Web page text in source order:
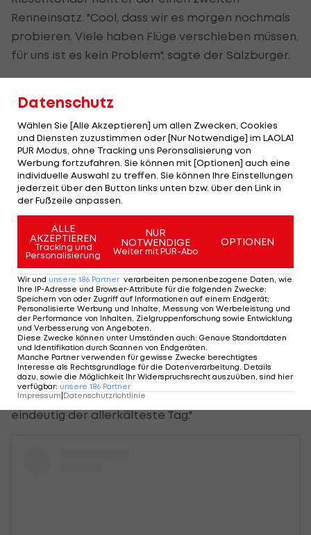
Renneinsatz. "Cool, dass wir es morgen nochmals
probieren. Viele haben Flüge verschieben müssen,
für uns ist es kein Problem", sagte der Salzburger.
Truppe: "Will keinen Stempel als
Olympiatouristin"
Truppe hatte bereits bei der Besichtigung
festgestellt, dass ein Rennen am Samstag
gefährlich werden würde, so hätten sich die Tore
gebogen.
Die Riesentorlaufvierte blieb nach ihren
Technikbewerb extra für den Teambewerb zehn
weitere Tage in China. "Ich habe schon zu den
Trainern gesagt, ich will keinen Stempel als
Olympiatourist bekommen, das wäre extrem
bitter. Wir sind hier, um Rennen zu fahren. Es ist ein
lässiges Event."
Sie habe sich während der Wartezeit immer
wieder drinnen aufgewärmt. "Es war unglaublich,
eindeutig der allerkälteste Tag."
Datenschutz
Wählen Sie [Alle Akzeptieren] um allen Zwecken, Cookies
und Diensten zuzustimmen oder [Nur Notwendige] im LAOLA1
PUR Modus, ohne Tracking uns Peronsalisierung von
Werbung fortzufahren. Sie können mit [Optionen] auch eine
individuelle Auswahl zu treffen. Sie können Ihre Einstellungen
jederzeit über den Button links unten bzw. über den Link in
der Fußzeile anpassen.
ALLE
AKZEPTIEREN
Tracking und
Personalisierung
NUR
NOTWENDIGE
Weiter mit PUR-Abo
OPTIONEN
Wir und unsere 186 Partner verarbeiten personenbezogene Daten, wie
Ihre IP-Adresse und Browser-Attribute für die folgenden Zwecke:
Speichern von oder Zugriff auf Informationen auf einem Endgerät;
Personalisierte Werbung und Inhalte, Messung von Werbeleistung und
der Performance von Inhalten, Zielgruppenforschung sowie Entwicklung
und Verbesserung von Angeboten
Diese Zwecke können unter Umständen auch: Genaue Standortdaten
und Identifikation durch Scannen von Endgeräten
Manche Partner verwenden für gewisse Zwecke berechtigtes
Interesse als Rechtsgrundlage für die Datenverarbeitung. Details
dazu, sowie die Möglichkeit Ihr Widerspruchsrecht auszuüben, sind hier
verfügbar: unsere 186 Partner
Impressum|Datenschutzrichtlinie